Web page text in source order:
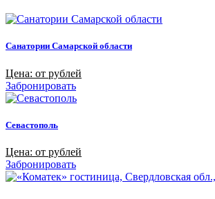
Санатории Самарской области
Цена: от рублей
Забронировать
Севастополь
Цена: от рублей
Забронировать